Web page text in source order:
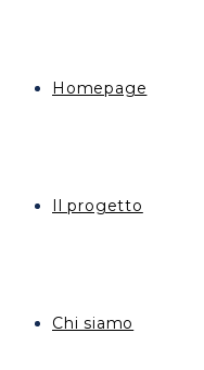
Homepage
Il progetto
Chi siamo